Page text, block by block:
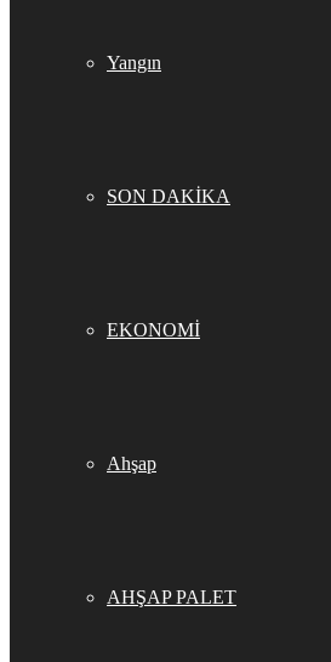
Yangın
SON DAKİKA
EKONOMİ
Ahşap
AHŞAP PALET